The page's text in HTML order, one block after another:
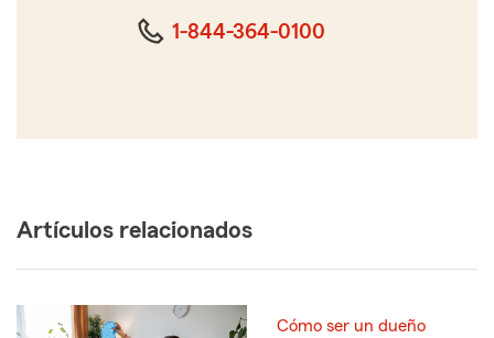
1-844-364-0100
Artículos relacionados
Cómo ser un dueño